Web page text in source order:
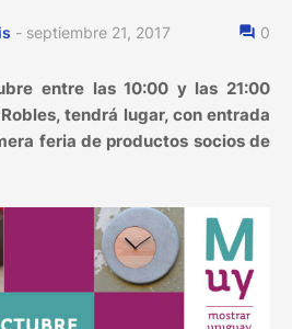
- septiembre 21, 2017 0
entre las 10:00 y las 21:00
tendrá lugar, con entrada
feria de productos socios de